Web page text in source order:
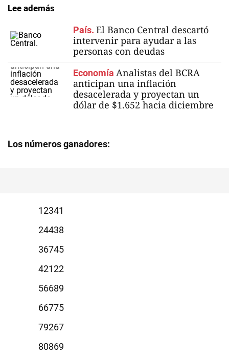
Lee además
País. El Banco Central descartó
intervenir para ayudar a las
personas con deudas
Economía Analistas del BCRA
anticipan una inflación
desacelerada y proyectan un
dólar de $1.652 hacia diciembre
Los números ganadores:
2341
4438
6745
2122
6689
6775
9267
0869